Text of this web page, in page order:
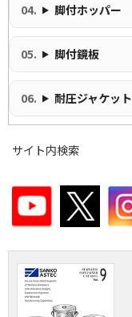
脚付ホッパー
脚付鏡板
耐圧ジャケット
サイト内検索